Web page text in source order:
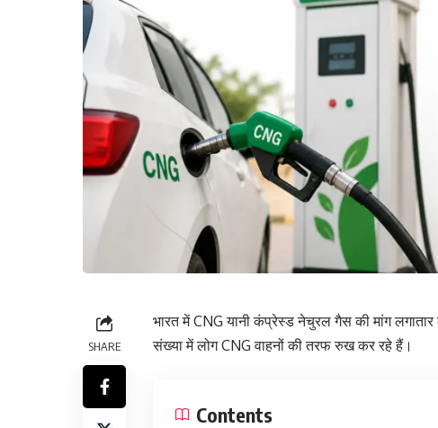
SHARE
भारत में CNG यानी कंप्रेस्ड नेचुरल गैस की मांग
संख्या में लोग CNG वाहनों की तरफ रुख कर रहे हैं।
Contents